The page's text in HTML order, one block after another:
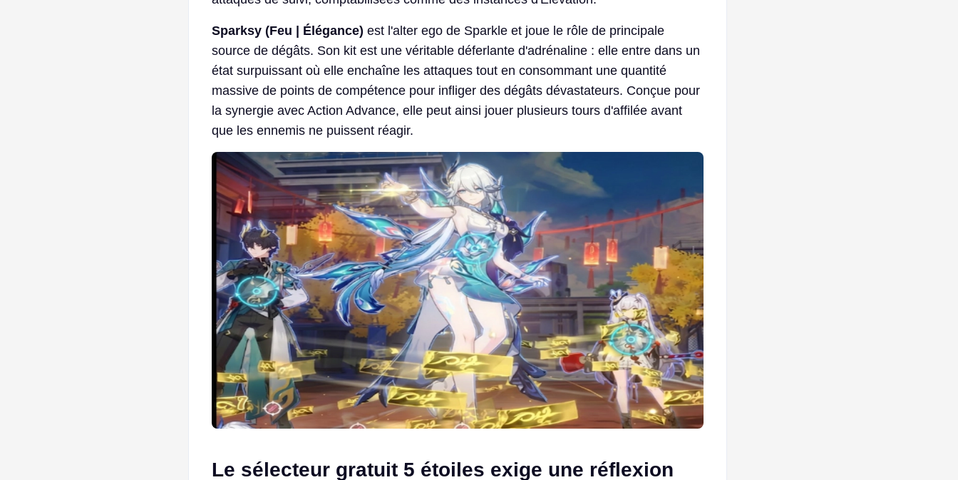
Sparksy (Feu | Élégance) est l'alter ego de Sparkle et joue le rôle de principale
source de dégâts. Son kit est une véritable déferlante d'adrénaline : elle entre dans un
état surpuissant où elle enchaîne les attaques tout en consommant une quantité
massive de points de compétence pour infliger des dégâts dévastateurs. Conçue pour
la synergie avec Action Advance, elle peut ainsi jouer plusieurs tours d'affilée avant
que les ennemis ne puissent réagir.
Le sélecteur gratuit 5 étoiles exige une réflexion